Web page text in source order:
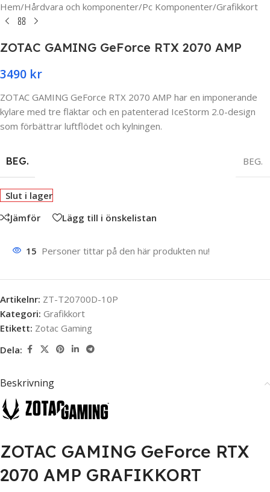
Hem/Hårdvara och komponenter/Pc Komponenter/Grafikkort
ZOTAC GAMING GeForce RTX 2070 AMP
3490 kr
ZOTAC GAMING GeForce RTX 2070 AMP har en imponerande
kylare med tre fläktar och en patenterad IceStorm 2.0-design
som förbättrar luftflödet och kylningen.
BEG. BEG.
Slut i lager
Jämför
Lägg till i önskelistan
15 Personer tittar på den här produkten nu!
Artikelnr: ZT-T20700D-10P
Kategori: Grafikkort
Etikett: Zotac Gaming
Dela:
Beskrivning
ZOTAC GAMING GeForce RTX
2070 AMP GRAFIKKORT